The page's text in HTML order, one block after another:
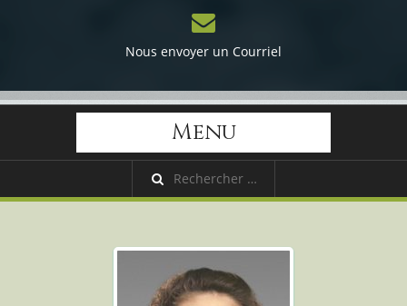
Nous envoyer un Courriel
Menu